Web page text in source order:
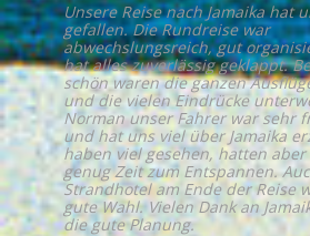
Unsere Reise nach Jamaika hat
gefallen. Die Rundreise war
abwechslungsreich, gut
hat alles zuverlässig geklappt.
schön waren die ganzen
und die vielen Eindrücke
Norman unser Fahrer war sehr
und hat uns viel über Jamaika
haben viel gesehen, hatten
genug Zeit zum Entspannen.
Strandhotel am Ende der Reise
gute Wahl. Vielen Dank an
die gute Planung.